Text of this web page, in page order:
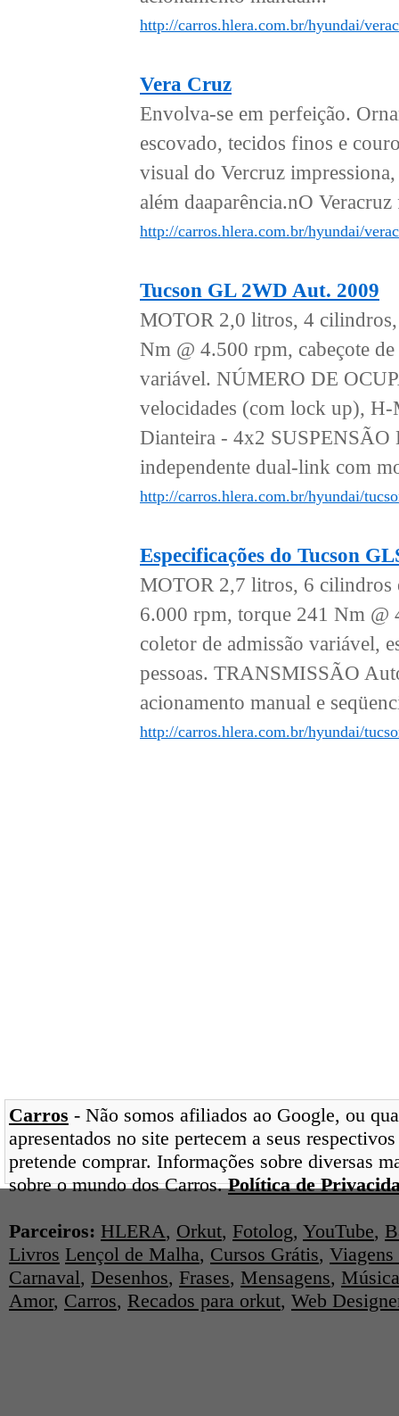
http://carros.hlera.com.br/hyundai/
Vera Cruz
Envolva-se em perfeição.
escovado, tecidos finos e
visual do Vercruz
além daaparência.nO
http://carros.hlera.com.br/hyundai/
Tucson GL 2WD Aut. 2009
MOTOR 2,0 litros, 4
Nm @ 4.500 rpm, cabeçote
variável. NÚMERO DE
velocidades (com lock up),
Dianteira - 4x2 SUSPENSÃO
independente dual-link com
http://carros.hlera.com.br/hyundai/
Especificações do Tucson
MOTOR 2,7 litros, 6
6.000 rpm, torque 241 Nm
coletor de admissão variável,
pessoas. TRANSMISSÃO
acionamento manual e
http://carros.hlera.com.br/hyundai/
Carros - Não somos afiliados ao Google, ou
apresentados no site pertecem a seus
pretende comprar. Informações sobre diversas
sobre o mundo dos Carros.Política de
Parceiros: HLERA, Orkut, Fotolog, YouTube,
Livros Lençol de Malha, Cursos Grátis, Viagens
Carnaval, Desenhos, Frases, Mensagens,
Amor, Carros, Recados para orkut, Web